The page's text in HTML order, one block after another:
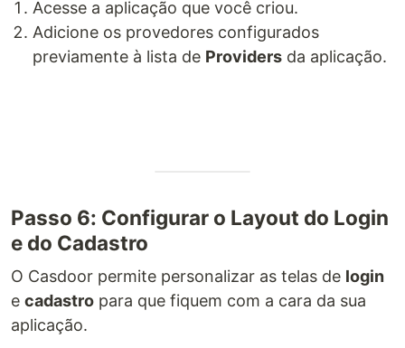
Acesse a aplicação que você criou.
Adicione os provedores configurados
previamente à lista de Providers da aplicação.
Passo 6: Configurar o Layout do Login
e do Cadastro
O Casdoor permite personalizar as telas de login
e cadastro para que fiquem com a cara da sua
aplicação.